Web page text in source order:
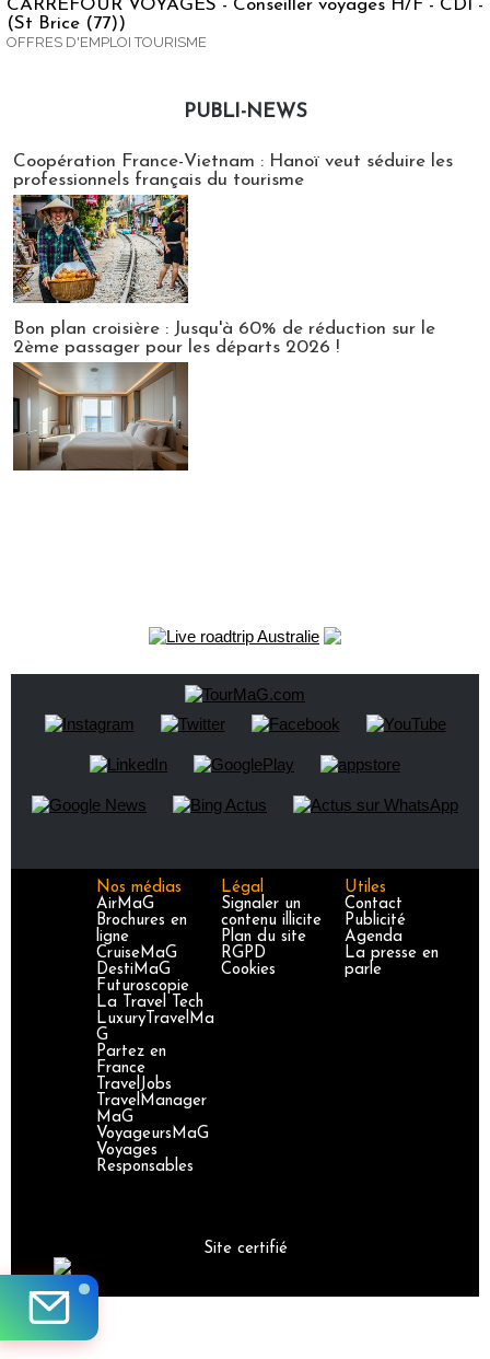
CARREFOUR VOYAGES - Conseiller voyages H/F - CDI -
(St Brice (77))
OFFRES D'EMPLOI TOURISME
PUBLI-NEWS
Coopération France-Vietnam : Hanoï veut séduire les
professionnels français du tourisme
Bon plan croisière : Jusqu'à 60% de réduction sur le
2ème passager pour les départs 2026 !
Nos médias
AirMaG
Brochures en
ligne
CruiseMaG
DestiMaG
Futuroscopie
La Travel Tech
LuxuryTravelMa
G
Partez en
France
TravelJobs
TravelManager
MaG
VoyageursMaG
Voyages
Responsables
Légal
Signaler un
contenu illicite
Plan du site
RGPD
Cookies
Utiles
Contact
Publicité
Agenda
La presse en
parle
Site certifié